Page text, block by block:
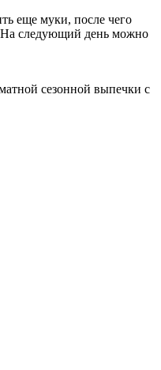
еще муки, после чего
На следующий день можно
сезонной выпечки с